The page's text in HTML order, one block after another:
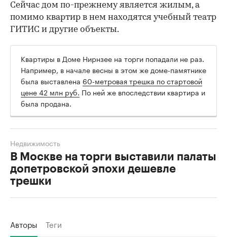
Сейчас дом по-прежнему является жилым, а
помимо квартир в нем находятся учебный театр
ГИТИС и другие объекты.
Квартиры в Доме Нирнзее на торги попадали не раз.
Например, в начале весны в этом же доме-памятнике
была выставлена 60-метровая трешка по стартовой
цене 42 млн руб. По ней же впоследствии квартира и
была продана.
В Москве на торги выставили палаты
допетровской эпохи дешевле
трешки
Недвижимость
Авторы Теги